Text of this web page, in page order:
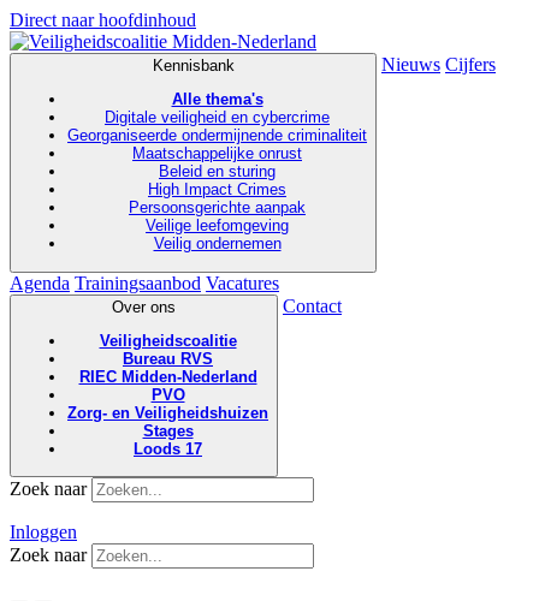
Direct naar hoofdinhoud
Kennisbank
Alle thema's
Digitale veiligheid en cybercrime
Georganiseerde ondermijnende criminaliteit
Maatschappelijke onrust
Beleid en sturing
High Impact Crimes
Persoonsgerichte aanpak
Veilige leefomgeving
Veilig ondernemen
Nieuws Cijfers
Agenda Trainingsaanbod Vacatures
Over ons
Veiligheidscoalitie
Bureau RVS
RIEC Midden-Nederland
PVO
Zorg- en Veiligheidshuizen
Stages
Loods 17
Contact
Zoek naar
Inloggen
Zoek naar